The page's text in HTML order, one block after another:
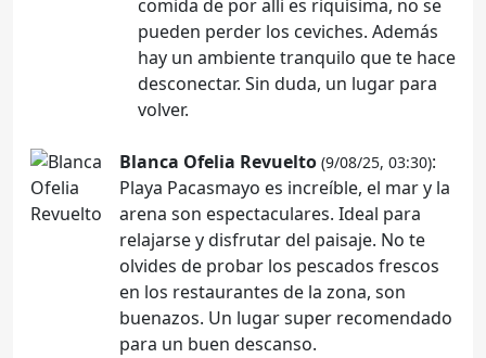
comida de por alli es riquísima, no se
pueden perder los ceviches. Además
hay un ambiente tranquilo que te hace
desconectar. Sin duda, un lugar para
volver.
Blanca Ofelia Revuelto (9/08/25, 03:30):
Playa Pacasmayo es increíble, el mar y la
arena son espectaculares. Ideal para
relajarse y disfrutar del paisaje. No te
olvides de probar los pescados frescos
en los restaurantes de la zona, son
buenazos. Un lugar super recomendado
para un buen descanso.